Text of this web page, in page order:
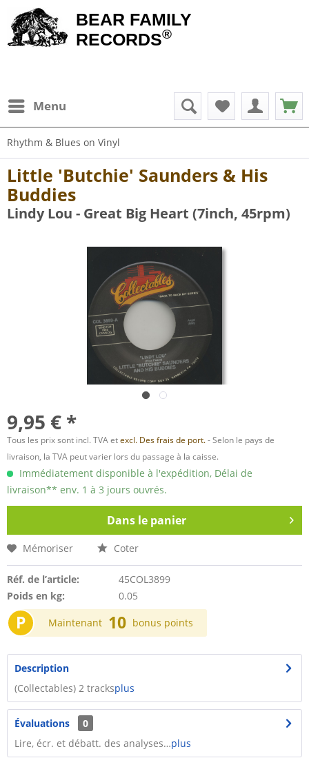
BEAR FAMILY
RECORDS®
Menu
Rhythm & Blues on Vinyl
Little 'Butchie' Saunders & His
Buddies
Lindy Lou - Great Big Heart (7inch, 45rpm)
9,95 € *
Tous les prix sont incl. TVA etexcl. Des frais de port.- Selon le pays de
livraison, la TVA peut varier lors du passage à la caisse.
Immédiatement disponible à l'expédition, Délai de
livraison** env. 1 à 3 jours ouvrés.
Dans le panier
Mémoriser Coter
Réf. de l’article:
45COL3899
Poids en kg:
0.05
P Maintenant 10 bonus points
Description
​(Collectables) 2 tracksplus
Évaluations
0
Lire, écr. et débatt. des analyses…plus